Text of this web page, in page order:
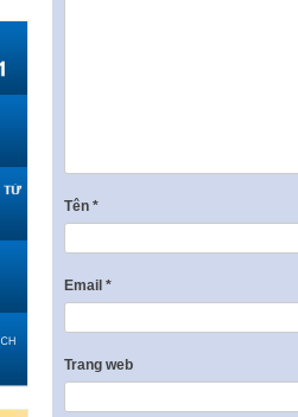
Tên *
Email *
Trang web